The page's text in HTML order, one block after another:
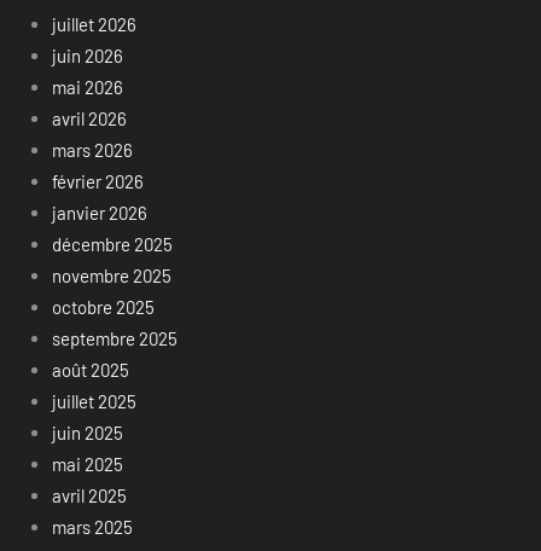
juillet 2026
juin 2026
mai 2026
avril 2026
mars 2026
février 2026
janvier 2026
décembre 2025
novembre 2025
octobre 2025
septembre 2025
août 2025
juillet 2025
juin 2025
mai 2025
avril 2025
mars 2025